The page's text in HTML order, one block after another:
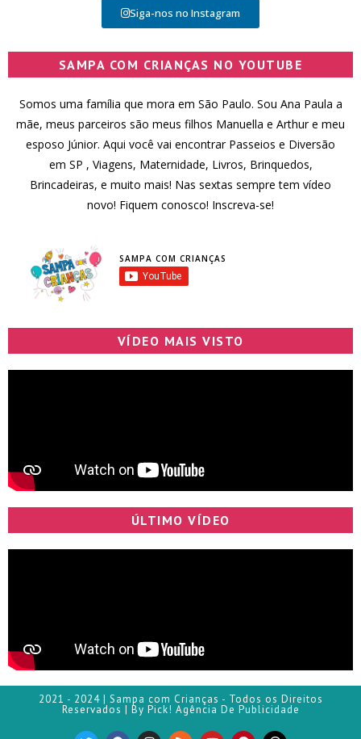
Siga-nos no Instagram
SAMPA COM CRIANÇAS NO YOUTUBE
Somos uma família que mora em São Paulo. Sou Ana Paula a
mãe, meus parceiros são meus filhos Manuella e Arthur e meu
esposo Júnior. Aqui você vai encontrar Passeios e Diversão
em SP , Viagens, Maternidade, Livros, Brinquedos,
Brincadeiras, e muito mais! Nas sextas sempre tem vídeo
novo! Fiquem conosco! Inscreva-se!
SAMPA COM CRIANÇAS
VÍDEO MAIS VISTO
ÚLTIMO VÍDEO
2021 - 2024 | Sampa com Crianças - Todos os Direitos
Reservados | By Pick! Agência De Publicidade